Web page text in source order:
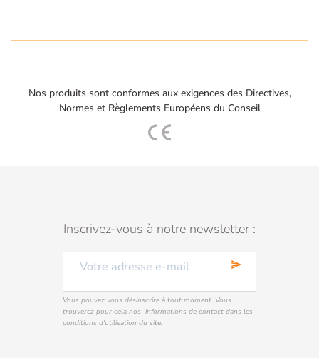
Nos produits sont conformes aux exigences des Directives,
Normes et Règlements Européens du Conseil
Inscrivez-vous à notre newsletter :
send
Vous pouvez vous désinscrire à tout moment. Vous
trouverez pour cela nos informations de contact dans les
conditions d'utilisation du site.